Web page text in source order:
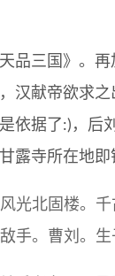
品三国》。
汉献帝欲求
依据了:)，后
露寺所在地
光北固楼。
手。曹刘。生